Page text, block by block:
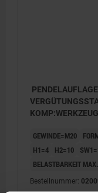
GEWINDE=M20
H1=4
H2=10
BELASTBARKEIT
Bestellnummer: